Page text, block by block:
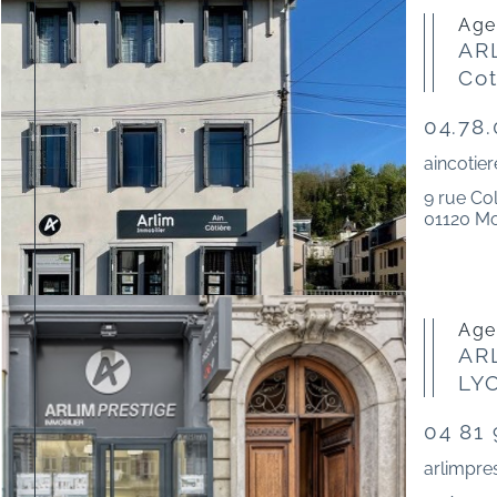
9 rue
01120
04 81